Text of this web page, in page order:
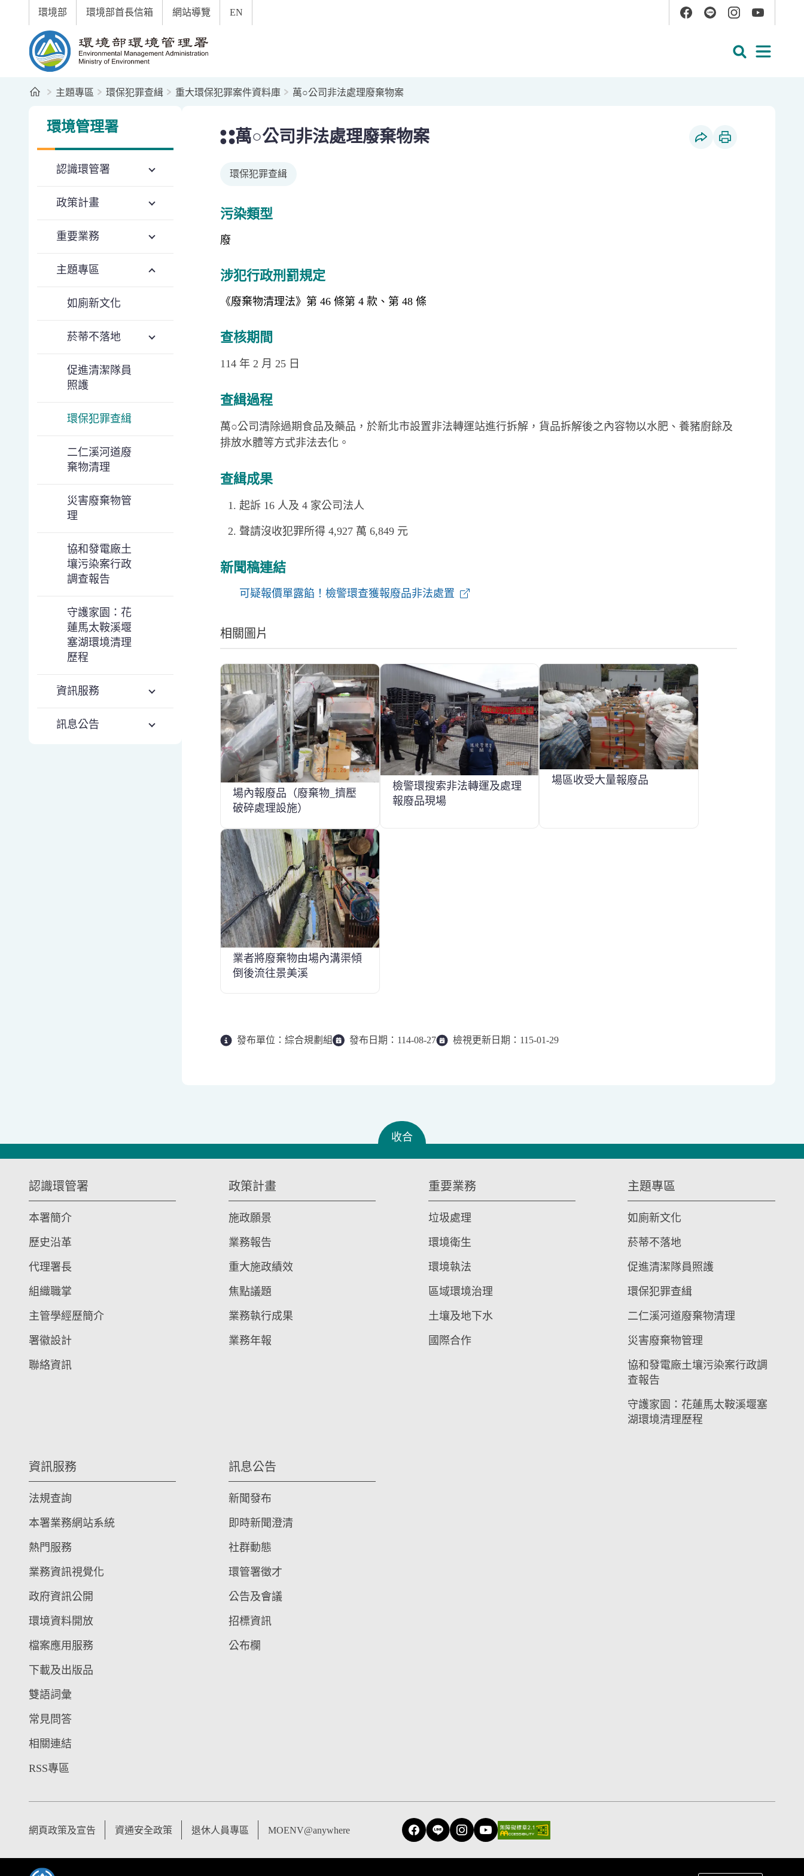
跳到主要內容區塊
環境部 環境部首長信箱 網站導覽
EN
YouTube
首頁主題專區 環保犯罪查緝 重大環保犯罪案件資料庫 萬○公司非法處理廢棄物案
環境管理署
認識環管署
政策計畫
重要業務
主題專區
如廁新文化
菸蒂不落地
促進清潔隊員
照護
環保犯罪查緝
二仁溪河道廢
棄物清理
災害廢棄物管
理
協和發電廠土
壤污染案行政
調查報告
守護家園：花
蓮馬太鞍溪堰
塞湖環境清理
歷程
資訊服務
訊息公告
萬○公司非法處理廢棄物案
環保犯罪查緝
污染類型
廢
涉犯行政刑罰規定
《廢棄物清理法》第 46 條第 4 款、第 48 條
查核期間
114 年 2 月 25 日
查緝過程
萬○公司清除過期食品及藥品，於新北市設置非法轉運站進行拆解，貨品拆解後之內容物以水肥、養豬廚餘及
排放水體等方式非法去化。
查緝成果
起訴 16 人及 4 家公司法人
聲請沒收犯罪所得 4,927 萬 6,849 元
新聞稿連結
可疑報價單露餡！檢警環查獲報廢品非法處置
相關圖片
場內報廢品（廢棄物_擠壓
破碎處理設施）
檢警環搜索非法轉運及處理
報廢品現場
場區收受大量報廢品
業者將廢棄物由場內溝渠傾
倒後流往景美溪
發布單位： 綜合規劃組 發布日期： 114-08-27 檢視更新日期： 115-01-29
收合
認識環管署
本署簡介
歷史沿革
代理署長
組織職掌
主管學經歷簡介
署徽設計
聯絡資訊
政策計畫
施政願景
業務報告
重大施政績效
焦點議題
業務執行成果
業務年報
重要業務
垃圾處理
環境衛生
環境執法
區域環境治理
土壤及地下水
國際合作
主題專區
如廁新文化
菸蒂不落地
促進清潔隊員照護
環保犯罪查緝
二仁溪河道廢棄物清理
災害廢棄物管理
協和發電廠土壤污染案行政調
查報告
守護家園：花蓮馬太鞍溪堰塞
湖環境清理歷程
資訊服務
法規查詢
本署業務網站系統
熱門服務
業務資訊視覺化
政府資訊公開
環境資料開放
檔案應用服務
下載及出版品
雙語詞彙
常見問答
相關連結
RSS專區
訊息公告
新聞發布
即時新聞澄清
社群動態
環管署徵才
公告及會議
招標資訊
公布欄
網頁政策及宣告 資通安全政策 退休人員專區 MOENV@anywhere